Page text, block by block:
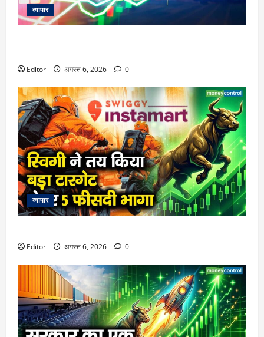
व्यापार
Editor अगस्त 6, 2026 0
व्यापार
Editor अगस्त 6, 2026 0